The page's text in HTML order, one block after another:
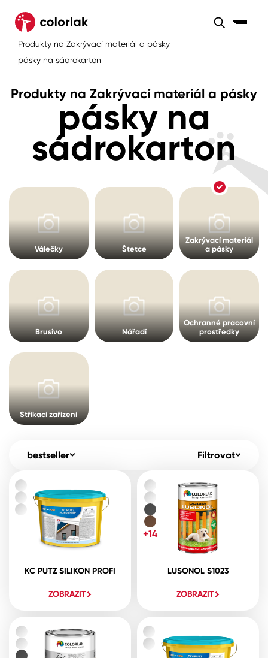
Maloobchod Velkoobchod Sortiment
Sortiment
Prodejny
Inspirace
Rádce
Úvod Aktuality
Kariéra Reference
O společnosti
Kontakty
B2B +420 800 145 555
Po – Pá: 8:00–15:00
Česko
Sortiment
Kov
Dřevo
Plast, sklo, keramika
Stěny
Ředidla, tužidla, čističe, technické
kapaliny
Tónovací systémy
Colorlak Dekor
Colorlak Profi
Sortiment
Produkty na Zakrývací materiál a pásky
pásky na sádrokarton
Produkty na Zakrývací materiál a pásky
pásky na
sádrokarton
Válečky Štetce
Zakrývací materiál
a pásky
Brusivo Nářadí
Ochranné pracovní
prostředky
Stříkací zařízení
bestseller Filtrovat
KC PUTZ SILIKON PROFI
ZOBRAZIT
LUSONOL S1023
ZOBRAZIT
+14